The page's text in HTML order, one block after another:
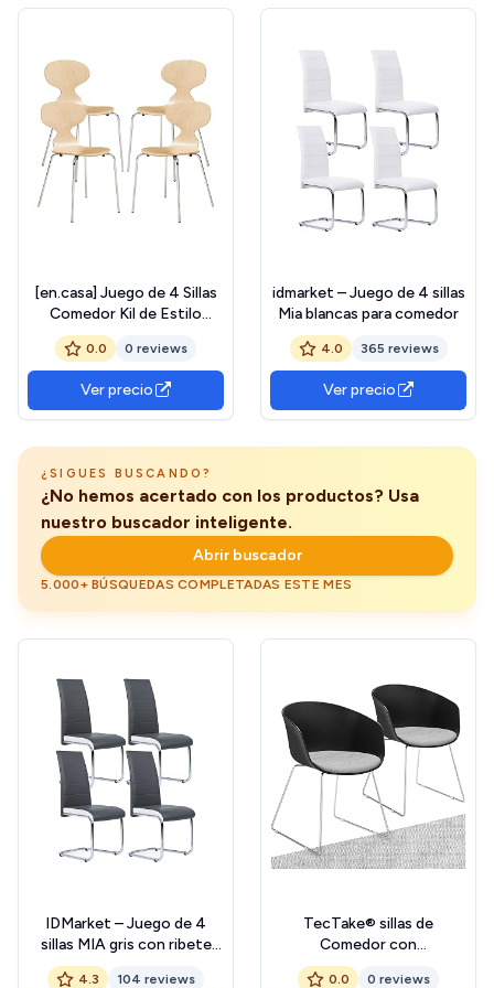
[en.casa] Juego de 4 Sillas
Comedor Kil de Estilo
Escandinavo Conjunto de
4 Sillas Versátil para
Comedor Sala de Estar Sala
de Conferencia Metal y
Madera de Abedul 80 x 47 x
0.0 0 reviews
Ver precio
idmarket – Juego de 4 sillas
Mia blancas para comedor
4.0 365 reviews
Ver precio
¿SIGUES BUSCANDO?
¿No hemos acertado con los productos? Usa
nuestro buscador inteligente.
Abrir buscador
5.000+ BÚSQUEDAS COMPLETADAS ESTE MES
IDMarket – Juego de 4
sillas MIA gris con ribete
blanco para comedor
4.3 104 reviews
TecTake® sillas de
Comedor con
reposabrazos, Estructura
0.0 0 reviews